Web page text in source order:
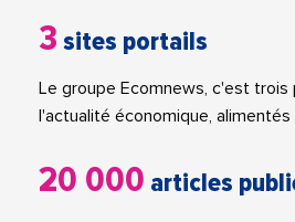
3 sites portails
Le groupe Ecomnews, c'est trois
l'actualité économique, alimentés
20 000 articles